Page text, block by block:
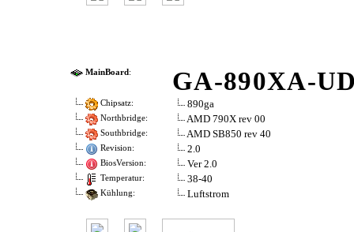
MainBoard: GA-890XA-
Chipsatz: 890ga
Northbridge: AMD 790X rev 00
Southbridge: AMD SB850 rev 40
Revision: 2.0
BiosVersion: Ver 2.0
Temperatur: 38-40
Kühlung: Luftstrom